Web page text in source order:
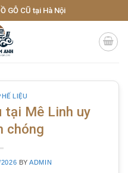
GỖ CŨ tại Hà Nội
LIỆU
tại Mê Linh uy
chóng
BYADMIN